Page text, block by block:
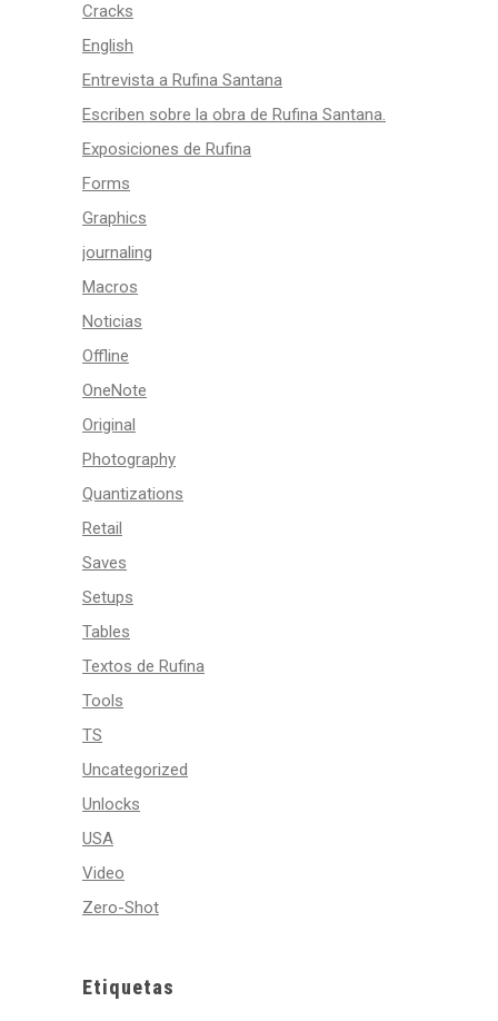
Cracks
English
Entrevista a Rufina Santana
Escriben sobre la obra de Rufina Santana.
Exposiciones de Rufina
Forms
Graphics
journaling
Macros
Noticias
Offline
OneNote
Original
Photography
Quantizations
Retail
Saves
Setups
Tables
Textos de Rufina
Tools
TS
Uncategorized
Unlocks
USA
Video
Zero-Shot
Etiquetas